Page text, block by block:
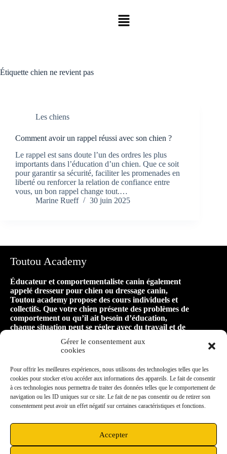
Gérer le consentement aux
cookies
Pour offrir les meilleures expériences, nous utilisons des technologies telles que les
cookies pour stocker et/ou accéder aux informations des appareils. Le fait de consentir
à ces technologies nous permettra de traiter des données telles que le comportement de
navigation ou les ID uniques sur ce site. Le fait de ne pas consentir ou de retirer son
consentement peut avoir un effet négatif sur certaines caractéristiques et fonctions.
Accepter
Étiquette chien ne revient pas
Les chiens
Comment avoir un rappel réussi avec son chien ?
Le rappel est sans doute l’un des ordres les plus
importants dans l’éducation d’un chien. Que ce soit
pour garantir sa sécurité, faciliter les promenades en
liberté ou renforcer la relation de confiance entre
vous, un bon rappel change tout.…
Marine Rueff
30 juin 2025
Toutou Academy
Éducateur et comportementaliste canin également
appelé dresseur pour chien ou dressage canin,
Toutou academy propose des cours individuels et
collectifs. Que votre chien présente des problèmes de
comportement ou qu’il ait besoin d’éducation,
chaque situation peut se régler avec du travail et de
faire le premier pas vers une relation harmonieuse
et équilibrée avec son animal, pour de longues
Mon secteur d’intervention
je me déplace dans un rayon de 10km aux
alentours : Montbéliard, Grand-Charmont,
Exincourt, Nommay, Étupes, Audincourt,